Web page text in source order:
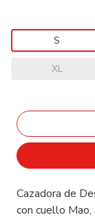
S
XL
Cazadora de
con cuello